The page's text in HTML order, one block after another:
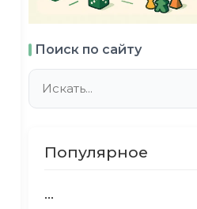
Поиск по сайту
Популярное
...